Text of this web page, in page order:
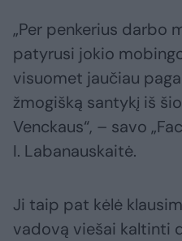
„Per penkerius darbo
patyrusi jokio
visuomet jaučiau
žmogišką santykį iš
Venckaus“, – savo
I. Labanauskaitė.
Ji taip pat kėlė
vadovą viešai kaltinti